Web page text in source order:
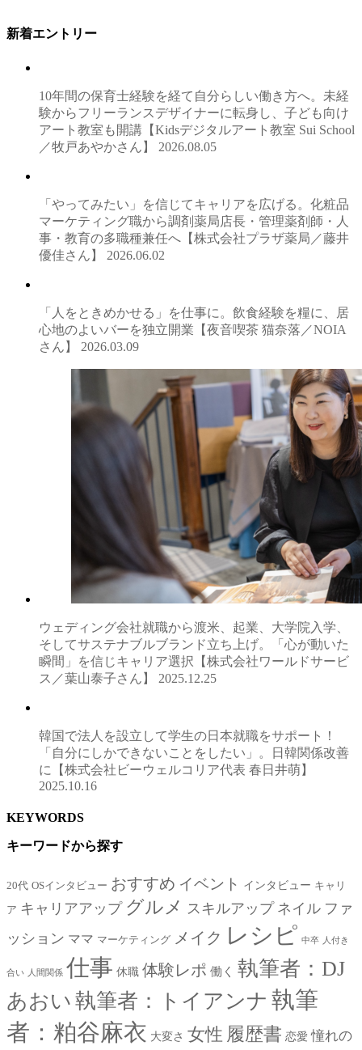
新着エントリー
10年間の保育士経験を経て自分らしい働き方へ。未経
験からフリーランスデザイナーに転身し、子ども向け
アート教室も開講【Kidsデジタルアート教室 Sui School
／牧戸あやかさん】 2026.08.05
「やってみたい」を信じてキャリアを広げる。化粧品
マーケティング職から調剤薬局店長・管理薬剤師・人
事・教育の多職種兼任へ【株式会社プラザ薬局／藤井
優佳さん】 2026.06.02
「人をときめかせる」を仕事に。飲食経験を糧に、居
心地のよいバーを独立開業【夜音喫茶 猫奈落／NOIA
さん】 2026.03.09
ウェディング会社就職から渡米、起業、大学院入学、
そしてサステナブルブランド立ち上げ。「心が動いた
瞬間」を信じキャリア選択【株式会社ワールドサービ
ス／葉山泰子さん】 2025.12.25
韓国で法人を設立して学生の日本就職をサポート！
「自分にしかできないことをしたい」。日韓関係改善
に【株式会社ビーウェルコリア代表 春日井萌】
2025.10.16
KEYWORDS
キーワードから探す
20代 OSインタビュー おすすめ イベント インタビュー キャリ
ア キャリアアップ グルメ スキルアップ ネイル ファ
ッション ママ マーケティング メイク レシピ 中卒 人付き
合い 人間関係 仕事 休職 体験レポ 働く 執筆者：DJ
あおい 執筆者：トイアンナ 執筆
者：粕谷麻衣 大変さ 女性 履歴書 恋愛 憧れの